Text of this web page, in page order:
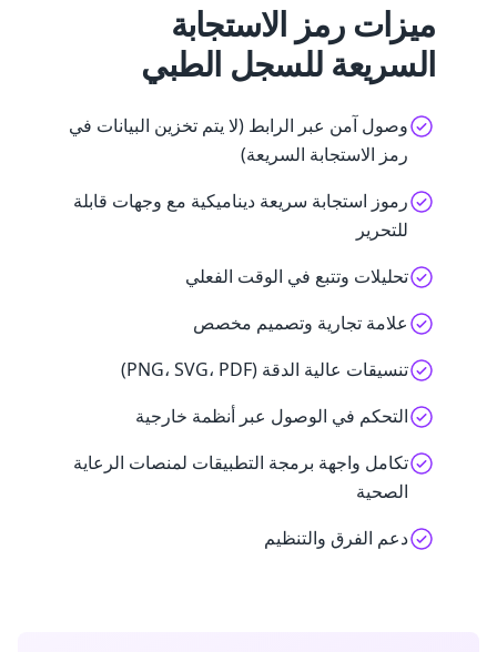
ميزات رمز الاستجابة
السريعة للسجل الطبي
وصول آمن عبر الرابط (لا يتم تخزين البيانات في
رمز الاستجابة السريعة)
رموز استجابة سريعة ديناميكية مع وجهات قابلة
للتحرير
تحليلات وتتبع في الوقت الفعلي
علامة تجارية وتصميم مخصص
تنسيقات عالية الدقة (PNG، SVG، PDF)
التحكم في الوصول عبر أنظمة خارجية
تكامل واجهة برمجة التطبيقات لمنصات الرعاية
الصحية
دعم الفرق والتنظيم